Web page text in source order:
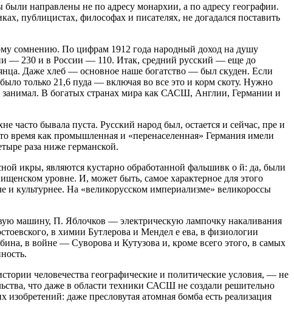
направлены не по адресу монархии, а по адресу географии.
публицистах, философах и писателях, не догадался поставить
сомнению. По цифрам 1912 года народный доход на душу
— 230 и в России — 110. Итак, средний русский — еще до
Даже хлеб — основное наше богатство — был скуден. Если
только 21,6 пуда — включая во все это и корм скоту. Нужно
занимал. В богатых странах мира как САСШ, Англии, Германии и
бывала пуста. Русский народ был, остается и сейчас, пре и
время как промышленная и «перенаселенная» Германия имели
раза ниже германской.
икры, являются кустарно обработанной фальшивк о й: да, были
уровне. И, может быть, самое характерное для этого
культурнее. На «великорусском империализме» великороссы
машину, П. Яблочков — электрическую лампочку накаливания
в химии Бутлерова и Мендел е ева, в физиологии
в войне — Суворова и Кутузова и, кроме всего этого, в самых
человечества географические и политические условия, — не
что даже в области техники САСШ не создали решительно
даже пресловутая атомная бомба есть реализация